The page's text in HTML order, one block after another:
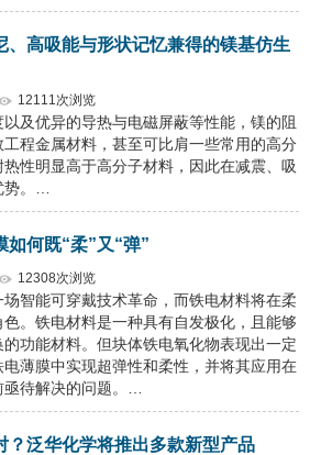
、高吸能与形状记忆兼得的镁基仿生
12111次浏览
及优异的导热与电磁屏蔽等性能，镁的阻
程金属材料，甚至可比肩一些常用的高分
性明显高于高分子材料，因此在减震、吸
。…
何既“柔”又“弹”
12308次浏览
智能可穿戴技术革命，而铁电材料将在柔
。铁电材料是一种具有自发极化，且能够
功能材料。但块体铁电氧化物表现出一定
薄膜中实现超弹性和柔性，并将其应用在
待解决的问题。…
？泛华化学将推出多款新型产品